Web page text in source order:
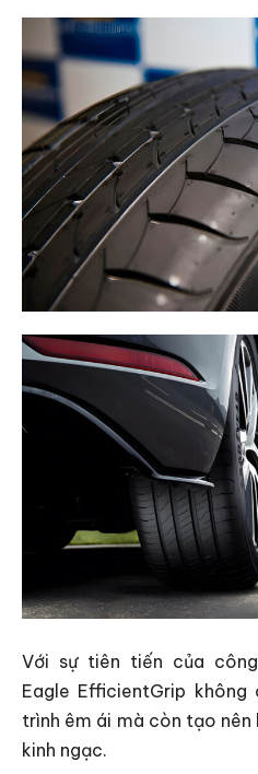
Với sự tiên tiến của công
Eagle EfficientGrip
trình êm ái mà còn tạo nên
kinh ngạc.